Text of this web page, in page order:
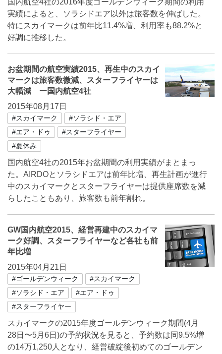
国内航空4社の2016年度ゴールデンウィーク期間の利用
実績によると、ソラシドエア以外は旅客数を伸ばした。
特にスカイマークは前年比11.4%増、利用率も88.2%と
好調に推移した。
お盆期間の航空実績2015、再生中のスカイ
マークは旅客数微減、スターフライヤーは
大幅減 ー国内航空4社
2015年08月17日
#スカイマーク
#ソラシド・エア
#エア・ドゥ
#スターフライヤー
#夏休み
国内航空4社の2015年お盆期間の利用実績がまとまっ
た。AIRDOとソラシドエアは前年比増、再生計画が進行
中のスカイマークとスターフライヤーは提供座席数を減
らしたこともあり、旅客数も前年割れ。
GW国内航空2015、経営再建中のスカイマ
ーク好調、スターフライヤーなど各社も前
年比増
2015年04月21日
#ゴールデンウィーク
#スカイマーク
#ソラシド・エア
#エア・ドゥ
#スターフライヤー
スカイマークの2015年度ゴールデンウィーク期間(4月
28日〜5月6日)の予約状況を見ると、予約数は同9.5%増
の14万1,250人となり、経営破綻後初めてのゴールデン